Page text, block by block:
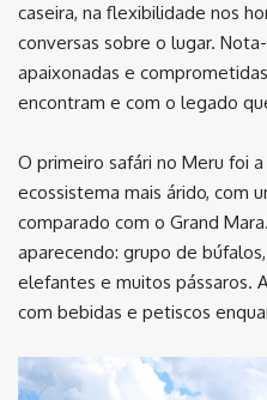
caseira, na flexibilidade nos
conversas sobre o lugar.
apaixonadas e
encontram e com o legado
O primeiro safári no Meru foi
ecossistema mais árido, com
comparado com o Grand
aparecendo: grupo de
elefantes e muitos pássaros.
com bebidas e petiscos